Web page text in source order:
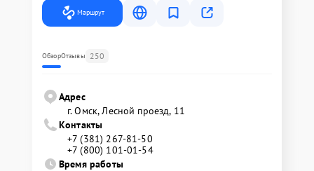
Маршрут
ОбзорОтзывы 250
Адрес
г. Омск, ​Лесной проезд, 11
Контакты
+7 (381) 267-81-50
+7 (800) 101-01-54
Время работы